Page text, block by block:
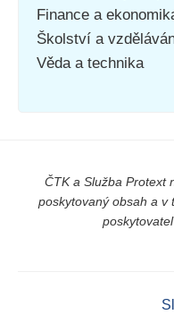
Finance a
Školství a
Věda a technika
ČTK a Služba Protext
poskytovaný obsah a v